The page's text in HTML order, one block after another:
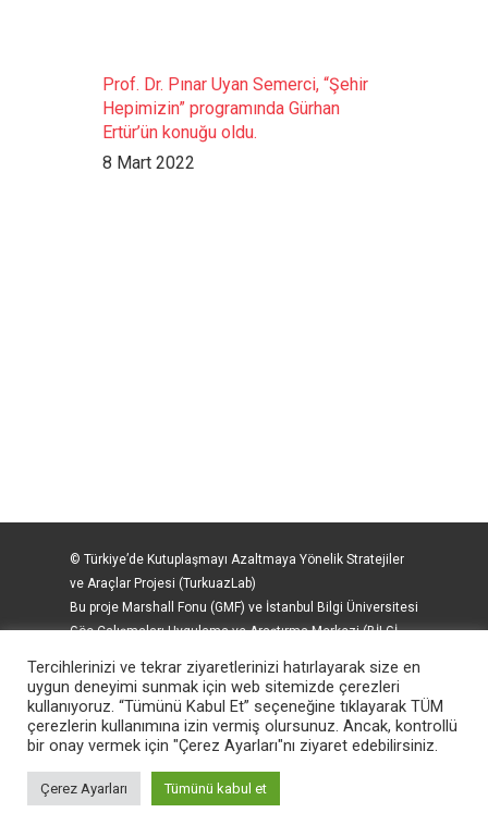
Prof. Dr. Pınar Uyan Semerci, “Şehir
Hepimizin” programında Gürhan
Ertür’ün konuğu oldu.
8 Mart 2022
© Türkiye’de Kutuplaşmayı Azaltmaya Yönelik Stratejiler
ve Araçlar Projesi (TurkuazLab)
Bu proje Marshall Fonu (GMF) ve İstanbul Bilgi Üniversitesi
Göç Çalışmaları Uygulama ve Araştırma Merkezi (BİLGİ-
Ajansı’nın (SIDA) finansal desteği ile
gerçekleştirilmektedir. Web sitesinde yer alan bilgi ve
görüşler SIDA’nın görüş ve tutumu olarak yansıtılamaz.
Web site içeriği BİLGİ-Göç tarafından yürütülmektedir.
twitter
Tercihlerinizi ve tekrar ziyaretlerinizi hatırlayarak size en
uygun deneyimi sunmak için web sitemizde çerezleri
kullanıyoruz. “Tümünü Kabul Et” seçeneğine tıklayarak TÜM
çerezlerin kullanımına izin vermiş olursunuz. Ancak, kontrollü
bir onay vermek için "Çerez Ayarları"nı ziyaret edebilirsiniz.
Çerez Ayarları Tümünü kabul et